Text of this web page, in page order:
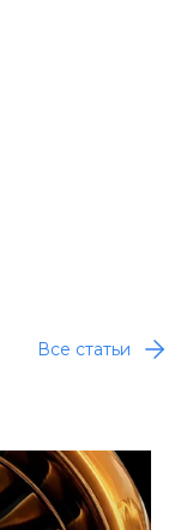
Все статьи